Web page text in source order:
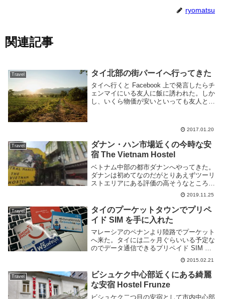
ryomatsu
関連記事
Travel タイ北部の街パーイへ行ってきた
タイへ行くと Facebook 上で発言したらチ
ェンマイにいる友人に飯に誘われた。しか
し、いくら物価が安いといっても友人と会
くにあるパーイという街が評判が良いとい
2017.01.20
Travel
ダナン・ハン市場近くの今時な安
宿 The Vietnam Hostel
ベトナム中部の都市ダナンへやってきた。
ダナンは初めてなのだがとりあえずツーリ
ストエリアにある評価の高そうなところを
ということで The Vietnam Hostel という
安宿に泊まる事にした。場所は河口付近の
ハン市場という大きな市場の隣。...
2019.11.25
Travel
タイのプーケットタウンでプリペ
イド SIM を手に入れた
マレーシアのペナンより陸路でプーケット
へ来た。タイには二ヶ月ぐらいいる予定な
のでデータ通信できるプリペイド SIM を
購入した。タイの携帯キャリア主要キャリ
アは大きい順に AIS, dtac, True Move の3
つでビッグスリーと呼ば...
2015.02.21
Travel
ビシュケク中心部近くにある綺麗
な安宿 Hostel Frunze
ビシュケク二つ目の安宿として市内中心部